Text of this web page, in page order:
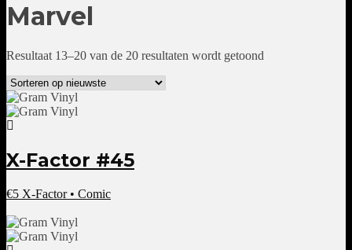
Marvel
Resultaat 13–20 van de 20 resultaten wordt getoond
X-Factor #45
€5 X-Factor • Comic